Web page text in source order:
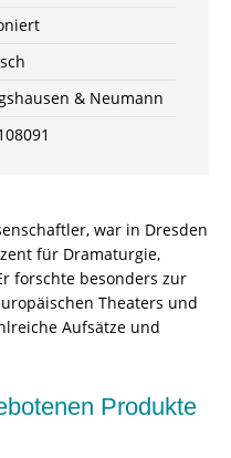
& Neumann
war in Dresden
für Dramaturgie,
forschte besonders zur
Theaters und
Aufsätze und
Produkte